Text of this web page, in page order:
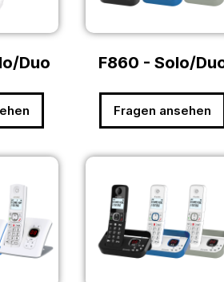
Duo F860 - Solo/
Fragen ansehen